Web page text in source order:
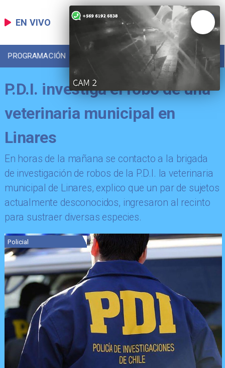
EN VIVO
PROGRAMACIÓN DEPORTES
P.D.I. investiga el robo de una
veterinaria municipal en
Linares
En horas de la mañana se contacto a la brigada
de investigación de robos de la P.D.I. la veterinaria
municipal de Linares, explico que un par de sujetos
actualmente desconocidos, ingresaron al recinto
para sustraer diversas especies.
Policial